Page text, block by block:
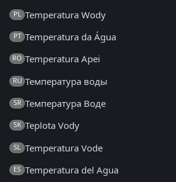
PL Temperatura Wody
PT Temperatura da Água
RO Temperatura Apei
RU Температура воды
SR Температура Воде
SK Teplota Vody
SL Temperatura Vode
ES Temperatura del Agua